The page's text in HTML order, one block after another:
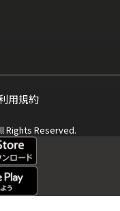
用規約
Rights Reserved.